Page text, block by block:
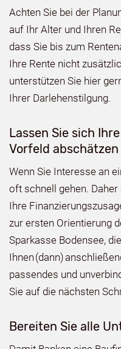
Achten Sie bei der
auf Ihr Alter und Ihren
dass Sie bis zum
Ihre Rente nicht
unterstützen Sie hier
Ihrer Darlehenstilgung.
Lassen Sie sich
Vorfeld abschätzen
Wenn Sie Interesse an
oft schnell gehen.
Ihre
zur ersten Orientierung
Sparkasse Bodensee,
Ihnen (dann)
passendes und
Sie auf die nächsten
Bereiten Sie alle